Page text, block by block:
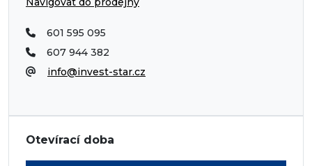
601 595 095
607 944 382
info@invest-star.cz
Otevírací doba